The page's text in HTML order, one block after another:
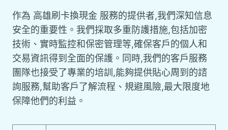
作為 高雄刷卡換現金 服務的提供者,我們深知信息
安全的重要性。我們採取多重防護措施,包括加密
技術、實時監控和保密管理等,確保客戶的個人和
交易資訊得到全面的保護。同時,我們的客戶服務
團隊也接受了專業的培訓,能夠提供貼心周到的諮
詢服務,幫助客戶了解流程、規避風險,最大限度地
保障他們的利益。